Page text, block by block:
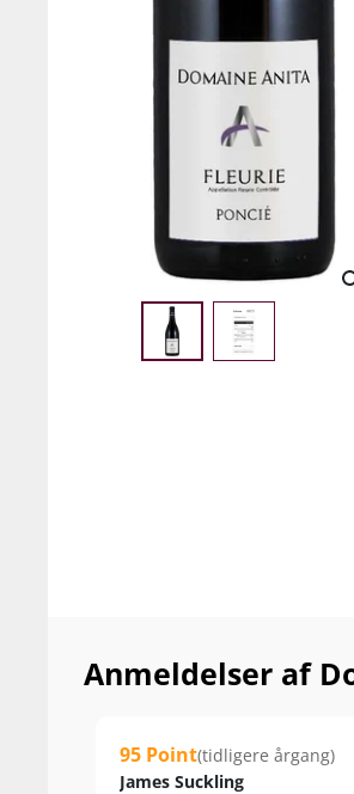
Anmeldelser af
95 Point(tidligere årgang)
James Suckling